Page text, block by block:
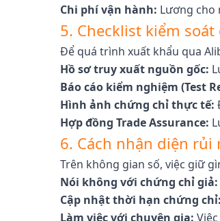
Chi phí vận hành: Lương cho
5. Checklist kiểm
Để quá trình xuất khẩu qua
Hồ sơ truy xuất nguồn gốc:
Báo cáo kiểm nghiệm (Test
Hình ảnh chứng chỉ thực tế:
Hợp đồng Trade Assurance:
6. Cách nhận diện
Trên không gian số, việc giữ
Nói không với chứng chỉ giả:
Cập nhật thời hạn chứng chỉ:
Làm việc với chuyên gia: